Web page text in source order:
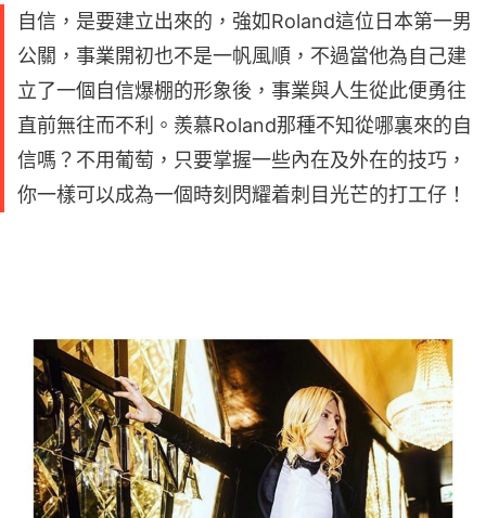
自信，是要建立出來的，強如Roland這位日本第一男
公關，事業開初也不是一帆風順，不過當他為自己建
立了一個自信爆棚的形象後，事業與人生從此便勇往
直前無往而不利。羨慕Roland那種不知從哪裏來的自
信嗎？不用葡萄，只要掌握一些內在及外在的技巧，
你一樣可以成為一個時刻閃耀着刺目光芒的打工仔！